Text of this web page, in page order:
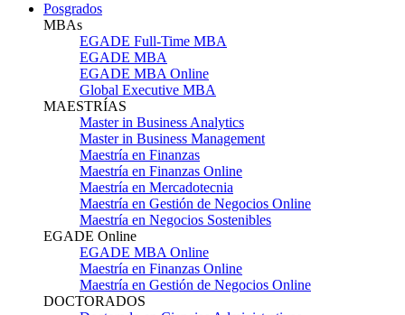
Posgrados
MBAs
EGADE Full-Time MBA
EGADE MBA
EGADE MBA Online
Global Executive MBA
MAESTRÍAS
Master in Business Analytics
Master in Business Management
Maestría en Finanzas
Maestría en Finanzas Online
Maestría en Mercadotecnia
Maestría en Gestión de Negocios Online
Maestría en Negocios Sostenibles
EGADE Online
EGADE MBA Online
Maestría en Finanzas Online
Maestría en Gestión de Negocios Online
DOCTORADOS